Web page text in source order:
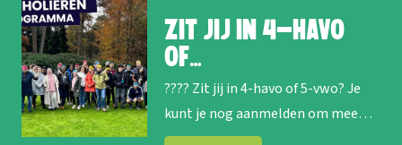
Zit jij in 4-havo
of…
???? Zit jij in 4-havo of 5-vwo? Je
kunt je nog aanmelden om mee…